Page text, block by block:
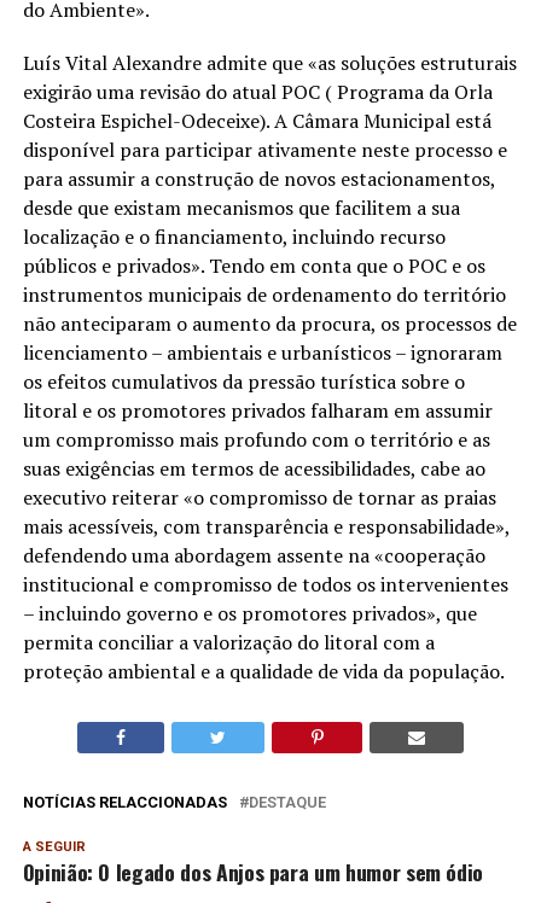
do Ambiente».
Luís Vital Alexandre admite que «as soluções estruturais
exigirão uma revisão do atual POC ( Programa da Orla
Costeira Espichel-Odeceixe). A Câmara Municipal está
disponível para participar ativamente neste processo e
para assumir a construção de novos estacionamentos,
desde que existam mecanismos que facilitem a sua
localização e o financiamento, incluindo recurso
públicos e privados». Tendo em conta que o POC e os
instrumentos municipais de ordenamento do território
não anteciparam o aumento da procura, os processos de
licenciamento – ambientais e urbanísticos – ignoraram
os efeitos cumulativos da pressão turística sobre o
litoral e os promotores privados falharam em assumir
um compromisso mais profundo com o território e as
suas exigências em termos de acessibilidades, cabe ao
executivo reiterar «o compromisso de tornar as praias
mais acessíveis, com transparência e responsabilidade»,
defendendo uma abordagem assente na «cooperação
institucional e compromisso de todos os intervenientes
– incluindo governo e os promotores privados», que
permita conciliar a valorização do litoral com a
proteção ambiental e a qualidade de vida da população.
NOTÍCIAS RELACCIONADAS DESTAQUE
A SEGUIR
Opinião: O legado dos Anjos para um humor sem ódio